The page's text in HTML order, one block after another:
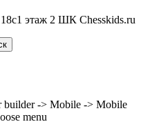
этаж 2 ШК Chesskids.ru
builder -> Mobile -> Mobile
menu